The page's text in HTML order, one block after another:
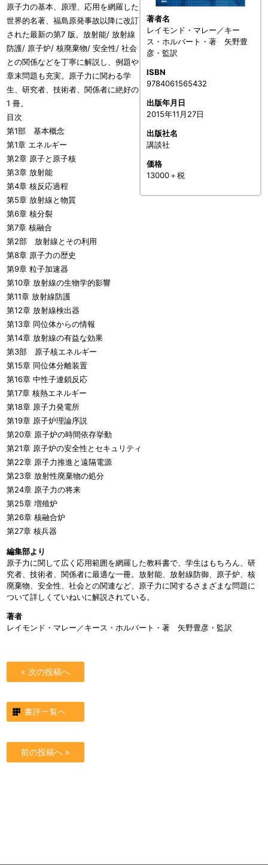
著者名
レイモンド・マレー／キー
ス・ホルバート・著 矢野豊
彦・監訳
ISBN
9784061565432
出版年月日
2015年11月27日
出版社名
講談社
価格
13000＋税
原子力の基本、原理、応用を網羅した
世界的名著、福島原発事故以降に改訂
された最新の第7 版。放射能/ 放射線
防護/ 原子炉/ 核廃棄物/ 安全性/ 社会
との関係などを丁寧に解説し、例題や
章末問題も充実。原子力に関わる学
生、研究者、技術者、関係者に絶好の
1 冊。
目次
第1部 基本概念
第1章 エネルギー
第2章 原子と原子核
第3章 放射能
第4章 核反応過程
第5章 放射線と物質
第6章 核分裂
第7章 核融合
第2部 放射線とその利用
第8章 原子力の歴史
第9章 粒子加速器
第10章 放射線の生物学的影響
第11章 放射線防護
第12章 放射線検出器
第13章 同位体からの情報
第14章 放射線の有益な効果
第3部 原子核エネルギー
第15章 同位体分離装置
第16章 中性子連鎖反応
第17章 核熱エネルギー
第18章 原子力発電所
第19章 原子炉理論序説
第20章 原子炉の時間依存挙動
第21章 原子炉の安全性とセキュリティ
第22章 原子力推進と遠隔電源
第23章 放射性廃棄物の処分
第24章 原子力の将来
第25章 増殖炉
第26章 核融合炉
第27章 核兵器
編集部より
原子力に関して広く応用範囲を網羅した教科書で、学生はもちろん、研
究者、技術者、関係者に最適な一冊。放射能、放射線防御、原子炉、核
廃棄物、安全性、社会との関連など、原子力に関するさまざまな問題に
ついて詳しくていねいに解説されている。
著者
レイモンド・マレー／キース・ホルバート・著 矢野豊彦・監訳
« 次の投稿へ
書評一覧へ
前の投稿へ »